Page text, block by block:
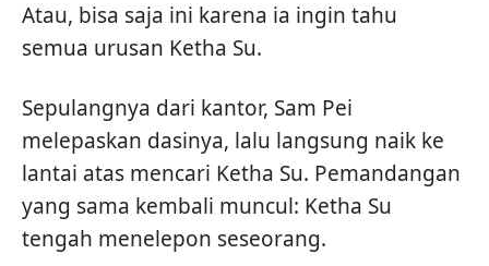
Atau, bisa saja ini karena ia ingin tahu
semua urusan Ketha Su.
Sepulangnya dari kantor, Sam Pei
melepaskan dasinya, lalu langsung naik ke
lantai atas mencari Ketha Su. Pemandangan
yang sama kembali muncul: Ketha Su
tengah menelepon seseorang.